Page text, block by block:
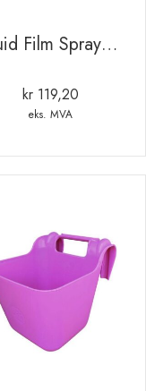
Fluid Film Spray 400 ml. – NAS
kr119,20
eks. MVA